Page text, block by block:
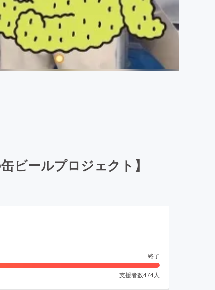
ビールプロジェクト】
終了
支援者数474人